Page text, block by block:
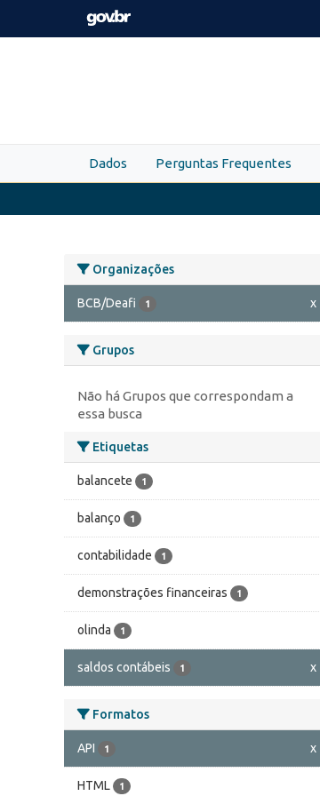
Skip to main content
Dados Perguntas Frequentes
Organizações
BCB/Deafi 1 x
Grupos
Não há Grupos que correspondam a
essa busca
Etiquetas
balancete 1
balanço 1
contabilidade 1
demonstrações financeiras 1
olinda 1
saldos contábeis 1 x
Formatos
API 1 x
HTML 1